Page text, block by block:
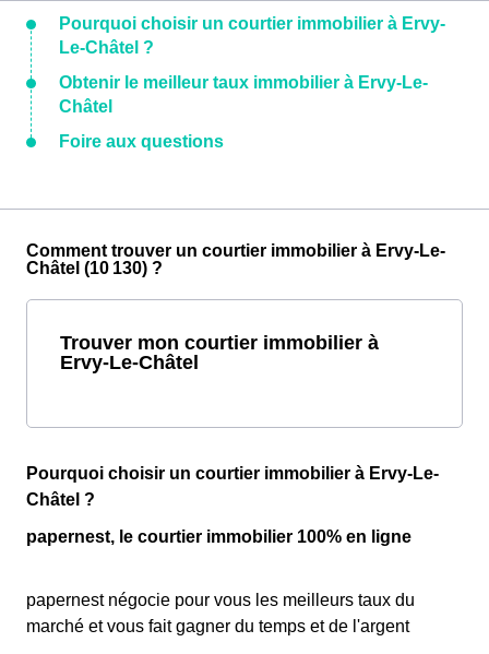
Pourquoi choisir un courtier immobilier à Ervy-
Le-Châtel ?
Obtenir le meilleur taux immobilier à Ervy-Le-
Châtel
Foire aux questions
Comment trouver un courtier immobilier à Ervy-Le-
Châtel (10 130) ?
Trouver mon courtier immobilier à
Ervy-Le-Châtel
Pourquoi choisir un courtier immobilier à Ervy-Le-
Châtel ?
papernest, le courtier immobilier 100% en ligne
papernest négocie pour vous les meilleurs taux du
marché et vous fait gagner du temps et de l'argent